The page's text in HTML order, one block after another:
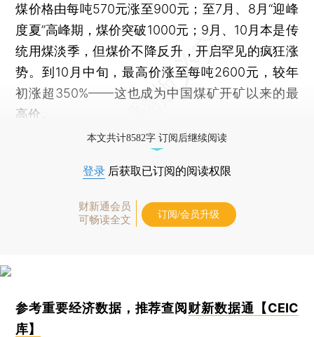
煤价格由每吨570元涨至900元；至7月、8月“迎峰
度夏”高峰期，煤价突破1000元；9月、10月本是传
统用煤淡季，但煤价不降反升，开启罕见的疯狂涨
势。到10月中旬，最高价涨至每吨2600元，较年
初涨超350%——这也成为中国煤矿开矿以来的最
高价。
本文共计8582字 订阅后继续阅读
登录 后获取已订阅的阅读权限
财新通会员
可畅读全文
订阅/会员升级
参考重要经济数据，推荐查阅 财新数据通【CEIC
库】